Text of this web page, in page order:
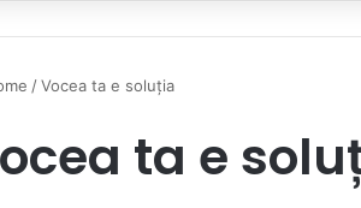
/Vocea ta e soluția
ta e